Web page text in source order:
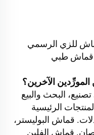
قماش طبي